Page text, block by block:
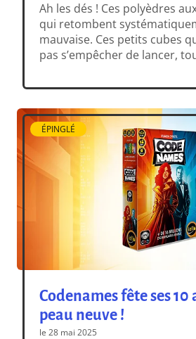
Ah les dés ! Ces polyèdres
qui retombent
mauvaise. Ces petits cubes
pas s’empêcher de lancer,
première occasion. Ces
de poignet, qui ne […]
ÉPINGLÉ
Codenames fête ses
peau neuve !
le 28 mai 2025